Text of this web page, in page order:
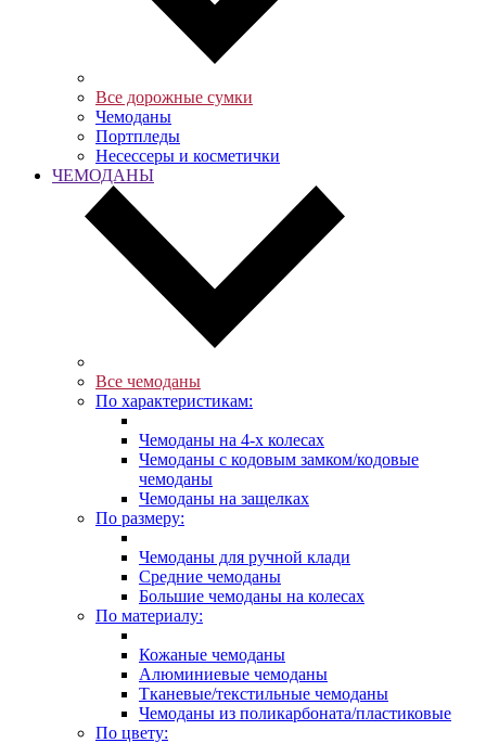
Все дорожные сумки
Чемоданы
Портпледы
Несессеры и косметички
ЧЕМОДАНЫ
Все чемоданы
По характеристикам:
Чемоданы на 4-х колесах
Чемоданы с кодовым замком/кодовые
чемоданы
Чемоданы на защелках
По размеру:
Чемоданы для ручной клади
Средние чемоданы
Большие чемоданы на колесах
По материалу:
Кожаные чемоданы
Алюминиевые чемоданы
Тканевые/текстильные чемоданы
Чемоданы из поликарбоната/пластиковые
По цвету: